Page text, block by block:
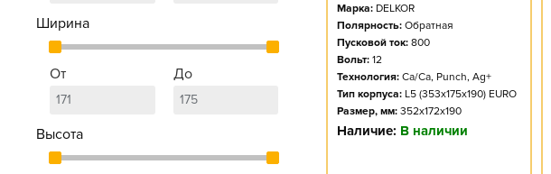
Ширина
От До
Высота
Марка: DELKOR
Полярность: Обратная
Пусковой ток: 800
Вольт: 12
Технология: Ca/Ca, Punch, Ag+
Тип корпуса: L5 (353x175x190) EURO
Размер, мм: 352x172x190
Наличие: В наличии